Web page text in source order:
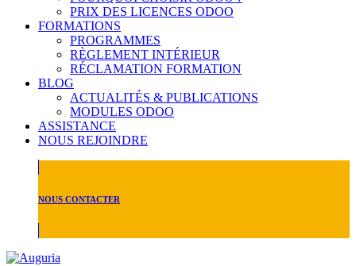
PRIX DES LICENCES ODOO
FORMATIONS
PROGRAMMES
RÈGLEMENT INTÉRIEUR
RÉCLAMATION FORMATION
BLOG
ACTUALITÉS & PUBLICATIONS
MODULES ODOO
ASSISTANCE
NOUS REJOINDRE
NOUS CONTACTER